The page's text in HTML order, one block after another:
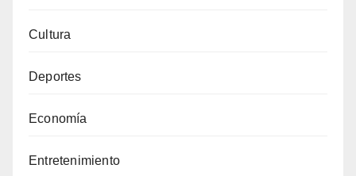
Cultura
Deportes
Economía
Entretenimiento